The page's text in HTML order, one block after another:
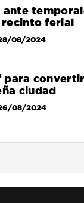
ante
ferial
08/2024
para
ciudad
08/2024